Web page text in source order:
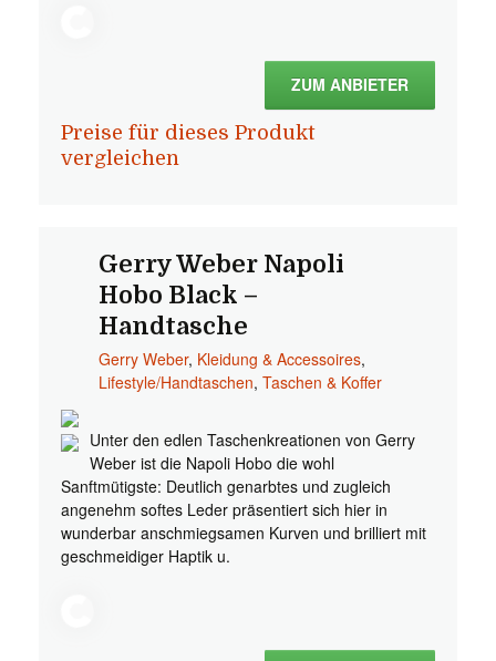
ZUM ANBIETER
Preise für dieses Produkt
vergleichen
Gerry Weber Napoli
Hobo Black –
Handtasche
Gerry Weber, Kleidung & Accessoires,
Lifestyle/Handtaschen, Taschen & Koffer
Unter den edlen Taschenkreationen von Gerry
Weber ist die Napoli Hobo die wohl
Sanftmütigste: Deutlich genarbtes und zugleich
angenehm softes Leder präsentiert sich hier in
wunderbar anschmiegsamen Kurven und brilliert mit
geschmeidiger Haptik u.